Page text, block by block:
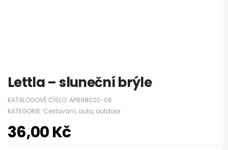
Lettla – sluneční brýle
KATALOGOVÉ ČÍSLO: AP898020-06
KATEGORIE: Cestování, auto, outdoor
36,00Kč